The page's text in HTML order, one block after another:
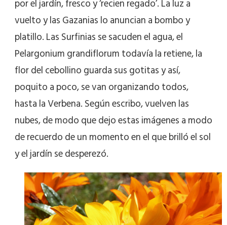
por el jardín, fresco y ‘recien regado’. La luz a
vuelto y las Gazanias lo anuncian a bombo y
platillo. Las Surfinias se sacuden el agua, el
Pelargonium grandiflorum todavía la retiene, la
flor del cebollino guarda sus gotitas y así,
poquito a poco, se van organizando todos,
hasta la Verbena. Según escribo, vuelven las
nubes, de modo que dejo estas imágenes a modo
de recuerdo de un momento en el que brilló el sol
y el jardín se desperezó.